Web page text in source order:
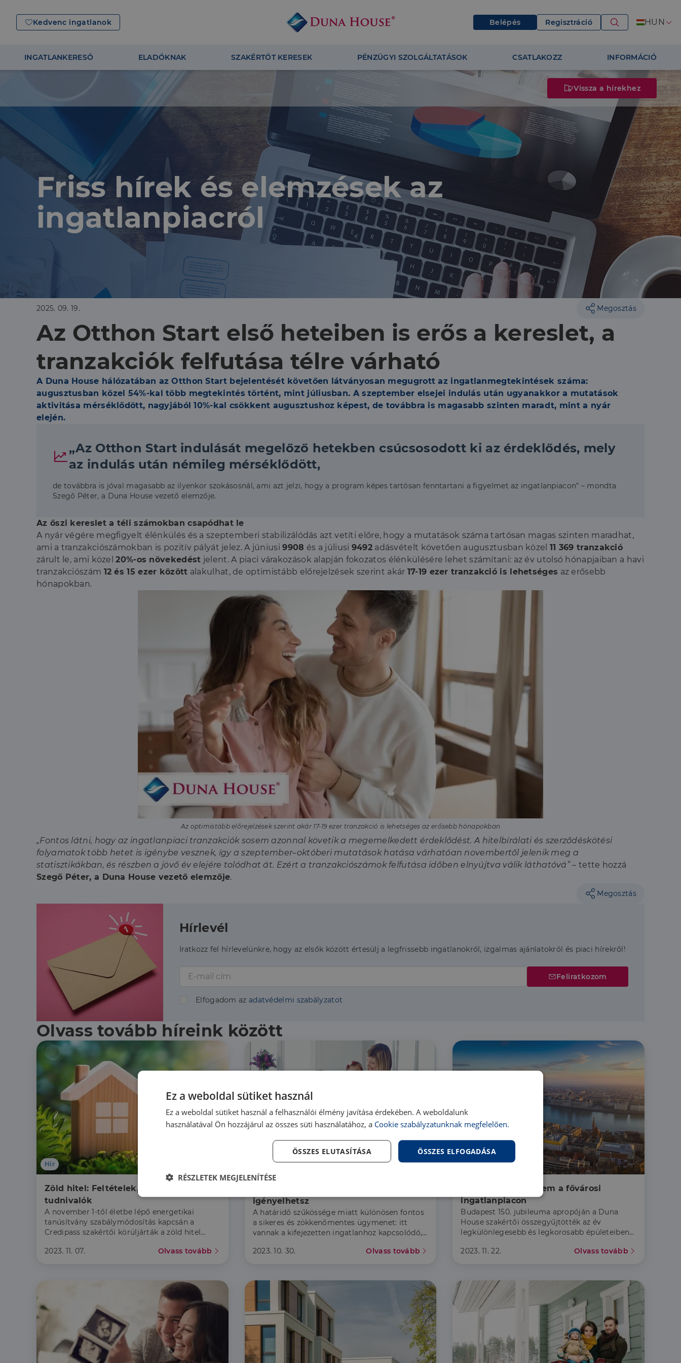
Kedvenc ingatlanok Belépés Regisztráció HUN
INGATLANKERESŐ ELADÓKNAK SZAKÉRTŐT KERESEK PÉNZÜGYI SZOLGÁLTATÁSOK CSATLAKOZZ INFORMÁCIÓ
Vissza a hírekhez
Friss hírek és elemzések az
ingatlanpiacról
2025. 09. 19. Megosztás
Az Otthon Start első heteiben is erős a kereslet, a
tranzakciók felfutása télre várható
A Duna House hálózatában az Otthon Start bejelentését követően látványosan megugrott az ingatlanmegtekintések száma:
augusztusban közel 54%-kal több megtekintés történt, mint júliusban. A szeptember elsejei indulás után ugyanakkor a mutatások
aktivitása mérséklődött, nagyjából 10%-kal csökkent augusztushoz képest, de továbbra is magasabb szinten maradt, mint a nyár
elején.
„Az Otthon Start indulását megelőző hetekben csúcsosodott ki az érdeklődés, mely
az indulás után némileg mérséklődött,
de továbbra is jóval magasabb az ilyenkor szokásosnál, ami azt jelzi, hogy a program képes tartósan fenntartani a figyelmet az ingatlanpiacon” – mondta
Szegő Péter, a Duna House vezető elemzője.
Az őszi kereslet a téli számokban csapódhat le
A nyár végére megfigyelt élénkülés és a szeptemberi stabilizálódás azt vetíti előre, hogy a mutatások száma tartósan magas szinten maradhat,
ami a tranzakciószámokban is pozitív pályát jelez. A júniusi9908 és a júliusi 9492adásvételt követően augusztusban közel 11 369 tranzakció
zárult le, ami közel20%-os növekedést jelent. A piaci várakozások alapján fokozatos élénkülésére lehet számítani: az év utolsó hónapjaiban a havi
tranzakciószám 12 és 15 ezer között alakulhat, de optimistább előrejelzések szerint akár 17-19 ezer tranzakció is lehetséges az erősebb
hónapokban.
Az optimistább előrejelzések szerint akár 17-19 ezer tranzakció is lehetséges az erősebb hónapokban
„Fontos látni, hogy az ingatlanpiaci tranzakciók sosem azonnal követik a megemelkedett érdeklődést. A hitelbírálati és szerződéskötési
folyamatok több hetet is igénybe vesznek, így a szeptember–októberi mutatások hatása várhatóan novembertől jelenik meg a
statisztikákban, és részben a jövő év elejére tolódhat át. Ezért a tranzakciószámok felfutása időben elnyújtva válik láthatóvá”– tette hozzá
Szegő Péter, a Duna House vezető elemzője.
Megosztás
Hírlevél
Iratkozz fel hírlevelünkre, hogy az elsők között értesülj a legfrissebb ingatlanokról, izgalmas ajánlatokról és piaci hírekről!
Elfogadom az adatvédelmi szabályzatot
Feliratkozom
Olvass tovább híreink között
Hír
Zöld hitel: Feltételek, kedvezmények,
tudnivalók
A november 1-től életbe lépő energetikai
tanúsítvány szabálymódosítás kapcsán a
Credipass szakértői körüljárták a zöld hitel
2023. 11. 07.
Olvass tovább
igényelhetsz
A határidő szűkössége miatt különösen fontos
a sikeres és zökkenőmentes ügymenet: itt
vannak a kifejezetten ingatlanhoz kapcsolódó,
2023. 10. 30.
Olvass tovább
Hír
200 évnyi történelem a fővárosi
ingatlanpiacon
Budapest 150. jubileuma apropóján a Duna
House szakértői összegyűjtötték az év
legkülönlegesebb és legkorosabb épületeiben
2023. 11. 22.
Olvass tovább
Ez a weboldal sütiket használ
Ez a weboldal sütiket használ a felhasználói élmény javítása érdekében. A weboldalunk
használatával Ön hozzájárul az összes süti használatához, a Cookie szabályzatunknak megfelelően.
ÖSSZES ELFOGADÁSA
ÖSSZES ELUTASÍTÁSA
RÉSZLETEK MEGJELENÍTÉSE
Elengedhetetlenül
szükséges
Teljesítmény Célzás Funkcionalitás
Az elengedhetetlenül szükséges sütik lehetővé teszik a webhely alapvető funkcióit, például a felhasználói bejelentkezést és a
fiókkezelést. A weboldal nem használható megfelelően az elengedhetetlenül szükséges sütik nélkül.
Név
Domain
Lejárat
li_gc
LinkedIn
Corporation
.linkedin.com
4 hét
A cookie-k nem alapvető célokra történő felhasználásához való
hozzájárulás tárolására szolgál